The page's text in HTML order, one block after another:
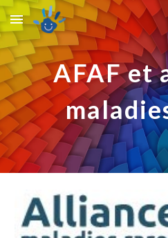
Skip to main content
AFAF et